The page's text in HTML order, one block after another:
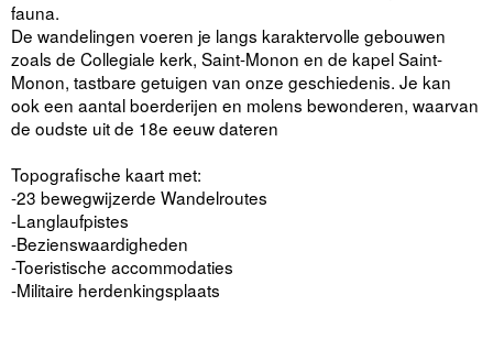
fauna.
De wandelingen voeren je langs karaktervolle gebouwen
zoals de Collegiale kerk, Saint-Monon en de kapel Saint-
Monon, tastbare getuigen van onze geschiedenis. Je kan
ook een aantal boerderijen en molens bewonderen, waarvan
de oudste uit de 18e eeuw dateren
Topografische kaart met:
-23 bewegwijzerde Wandelroutes
-Langlaufpistes
-Bezienswaardigheden
-Toeristische accommodaties
-Militaire herdenkingsplaats